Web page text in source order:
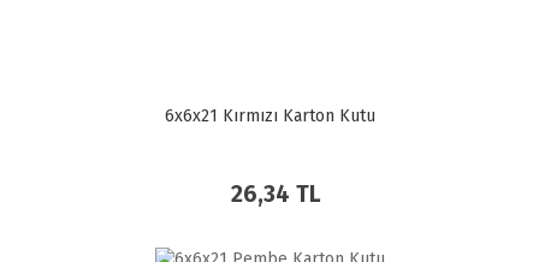
6x6x21 Kırmızı Karton Kutu
26,34 TL